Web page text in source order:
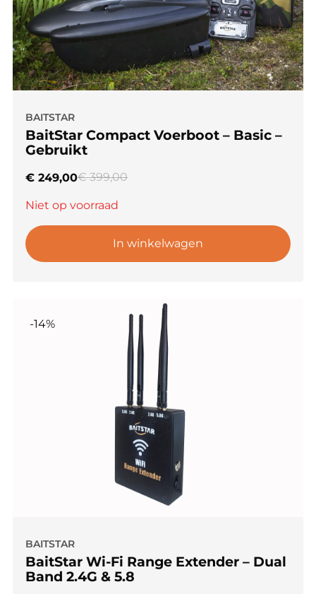
BAITSTAR
BaitStar Compact Voerboot – Basic –
Gebruikt
€ 249,00€399,00
Niet op voorraad
In winkelwagen
-14%
BAITSTAR
BaitStar Wi-Fi Range Extender – Dual
Band 2.4G & 5.8